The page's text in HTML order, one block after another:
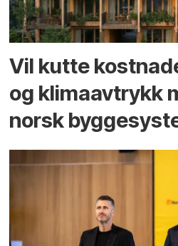
Vil kutte
og klima­avtrykk
norsk